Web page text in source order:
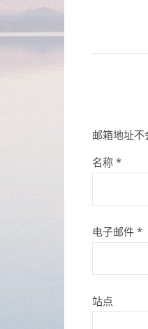
邮箱地址不
名称 *
电子邮件 *
站点